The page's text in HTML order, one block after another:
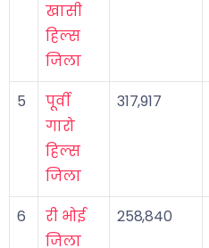
खासी
हिल्स
जिला
5
पूर्वी
गारो
हिल्स
जिला
317,917
6
री भोई
जिला
258,840